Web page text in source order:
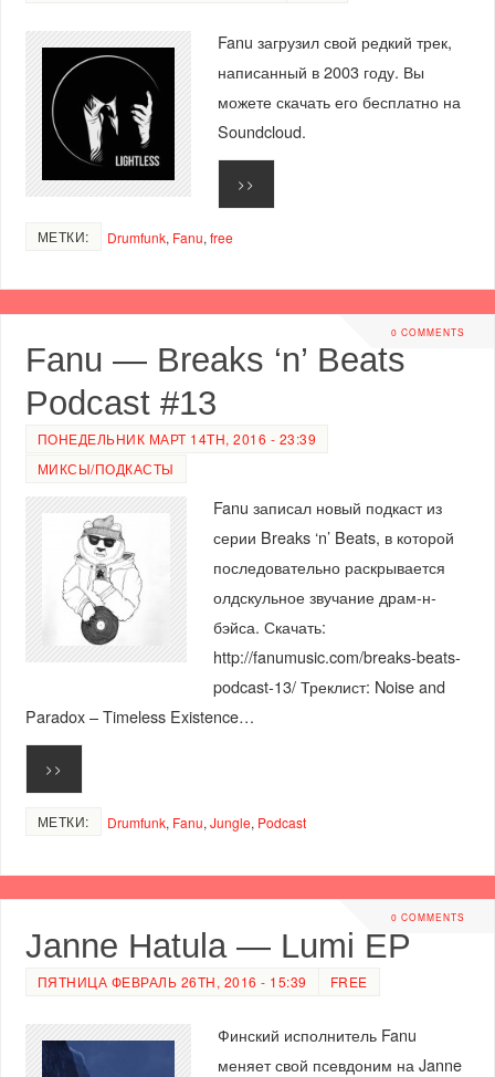
Fanu загрузил свой редкий трек,
написанный в 2003 году. Вы
можете скачать его бесплатно на
Soundcloud.
>>
МЕТКИ: Drumfunk, Fanu, free
0 COMMENTS
Fanu — Breaks ‘n’ Beats
Podcast #13
ПОНЕДЕЛЬНИК МАРТ 14TH, 2016 - 23:39
МИКСЫ/ПОДКАСТЫ
Fanu записал новый подкаст из
серии Breaks ‘n’ Beats, в которой
последовательно раскрывается
олдскульное звучание драм-н-
бэйса. Скачать:
http://fanumusic.com/breaks-beats-
podcast-13/ Треклист: Noise and
Paradox – Timeless Existence…
>>
МЕТКИ: Drumfunk, Fanu, Jungle, Podcast
0 COMMENTS
Janne Hatula — Lumi EP
ПЯТНИЦА ФЕВРАЛЬ 26TH, 2016 - 15:39 FREE
Финский исполнитель Fanu
меняет свой псевдоним на Janne